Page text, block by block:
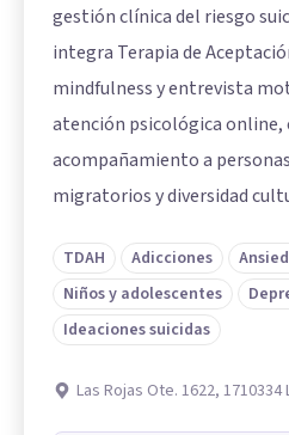
gestión clínica del riesgo
integra Terapia de
mindfulness y entrevista
atención psicológica online,
acompañamiento a
migratorios y diversidad
TDAH Adicciones
Niños y adolescentes
Ideaciones suicidas
Las Rojas Ote. 1622,